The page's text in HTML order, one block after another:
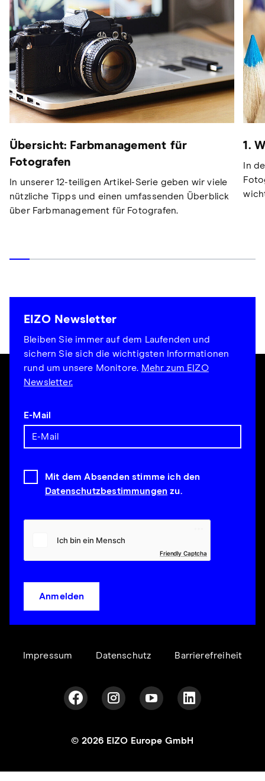
Übersicht: Farbmanagement für
Fotografen
In unserer 12-teiligen Artikel-Serie geben wir viele
nützliche Tipps und einen umfassenden Überblick
über Farbmanagement für Fotografen.
1.
In
EIZO Newsletter
Bleiben Sie immer auf dem Laufenden und
sichern Sie sich die wichtigsten Informationen
rund um unsere Monitore. Mehr zum EIZO
Newsletter.
E-Mail
Mit dem Absenden stimme ich den
Datenschutzbestimmungen zu.
Friendly Captcha
Anmelden
Impressum Datenschutz Barrierefreiheit
© 2026 EIZO Europe GmbH